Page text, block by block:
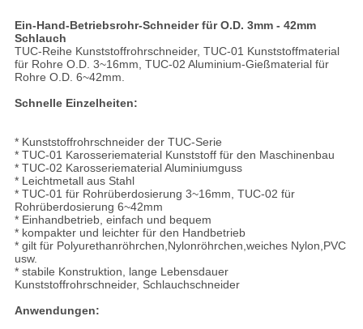
Ein-Hand-Betriebsrohr-Schneider für O.D. 3mm - 42mm
Schlauch
TUC-Reihe Kunststoffrohrschneider, TUC-01 Kunststoffmaterial
für Rohre O.D. 3~16mm, TUC-02 Aluminium-Gießmaterial für
Rohre O.D. 6~42mm.
Schnelle Einzelheiten:
* Kunststoffrohrschneider der TUC-Serie
* TUC-01 Karosseriematerial Kunststoff für den Maschinenbau
* TUC-02 Karosseriematerial Aluminiumguss
* Leichtmetall aus Stahl
* TUC-01 für Rohrüberdosierung 3~16mm, TUC-02 für
Rohrüberdosierung 6~42mm
* Einhandbetrieb, einfach und bequem
* kompakter und leichter für den Handbetrieb
* gilt für Polyurethanröhrchen,Nylonröhrchen,weiches Nylon,PVC
usw.
* stabile Konstruktion, lange Lebensdauer
Kunststoffrohrschneider, Schlauchschneider
Anwendungen: